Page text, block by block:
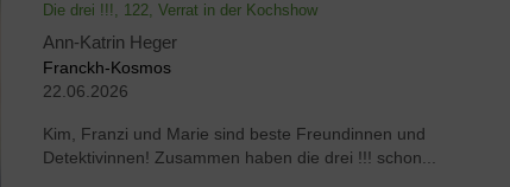
Die drei !!!, 122, Verrat in der Kochshow
Ann-Katrin Heger
Franckh-Kosmos
22.06.2026
Kim, Franzi und Marie sind beste Freundinnen und
Detektivinnen! Zusammen haben die drei !!! schon...